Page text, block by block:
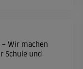
Wir machen
Schule und